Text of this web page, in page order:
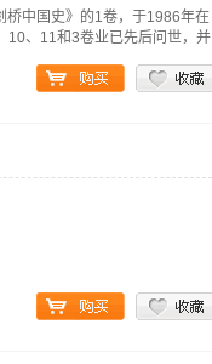
桥中国史》的1卷，于1986年在
10、11和3卷业已先后问世，并